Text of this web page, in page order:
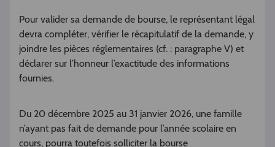
Pour valider sa demande de bourse, le représentant légal
devra compléter, vérifier le récapitulatif de la demande, y
joindre les pièces réglementaires (cf. : paragraphe V) et
déclarer sur l’honneur l’exactitude des informations
fournies.
Du 20 décembre 2025 au 31 janvier 2026, une famille
n’ayant pas fait de demande pour l’année scolaire en
cours, pourra toutefois solliciter la bourse